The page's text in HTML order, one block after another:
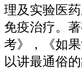
理及实验医
免疫治疗。
考》，《如
以讲最通俗的